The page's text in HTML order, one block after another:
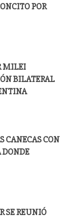
POR
MILEI
BILATERAL
CANECAS CON
SE REUNIÓ